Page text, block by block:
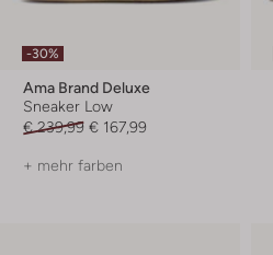
-30%
Ama Brand Deluxe
Sneaker Low
€ 239,99 € 167,99
+ mehr farben